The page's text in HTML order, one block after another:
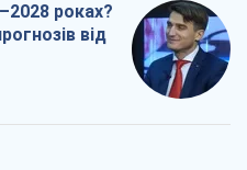
роках?
від